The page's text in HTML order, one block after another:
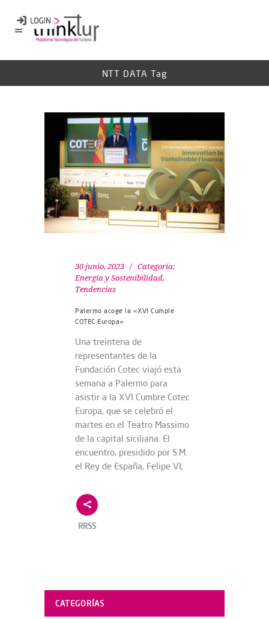
NTT DATA Tag
30 junio, 2023
Categoría:
Energía y Sostenibilidad,
Tendencias
Palermo acoge la «XVI Cumple
COTEC Europa»
Una treintena de
representantes de la
Fundación Cotec viajó esta
semana a Palermo para
asistir a la XVI Cumbre Cotec
Europa, que se celebró el
martes en el Teatro Massimo
de la capital siciliana. El
encuentro, presidido por S.M.
el Rey de España, Felipe VI;
RRSS
CATEGORÍAS